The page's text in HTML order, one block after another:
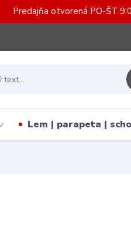
Predajňa otvorená PO-ŠT
Lem | parapeta |